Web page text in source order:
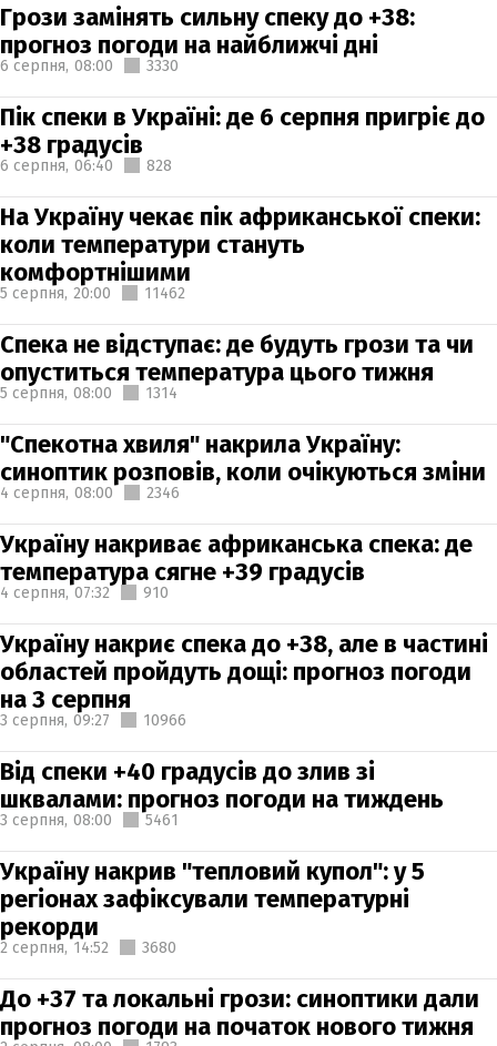
Грози замінять сильну спеку до +38:
прогноз погоди на найближчі дні
6 серпня, 08:00 3330
Пік спеки в Україні: де 6 серпня пригріє до
+38 градусів
6 серпня, 06:40 828
На Україну чекає пік африканської спеки:
коли температури стануть
комфортнішими
5 серпня, 20:00 11462
Спека не відступає: де будуть грози та чи
опуститься температура цього тижня
5 серпня, 08:00 1314
"Спекотна хвиля" накрила Україну:
синоптик розповів, коли очікуються зміни
4 серпня, 08:00 2346
Україну накриває африканська спека: де
температура сягне +39 градусів
4 серпня, 07:32 910
Україну накриє спека до +38, але в частині
областей пройдуть дощі: прогноз погоди
на 3 серпня
3 серпня, 09:27 10966
Від спеки +40 градусів до злив зі
шквалами: прогноз погоди на тиждень
3 серпня, 08:00 5461
Україну накрив "тепловий купол": у 5
регіонах зафіксували температурні
рекорди
2 серпня, 14:52 3680
До +37 та локальні грози: синоптики дали
прогноз погоди на початок нового тижня